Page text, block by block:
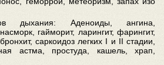
дыхания: Аденоиды, ангина,
гайморит, ларингит, фарингит,
саркоидоз легких I и II стадии,
астма, простуда, кашель, храп,